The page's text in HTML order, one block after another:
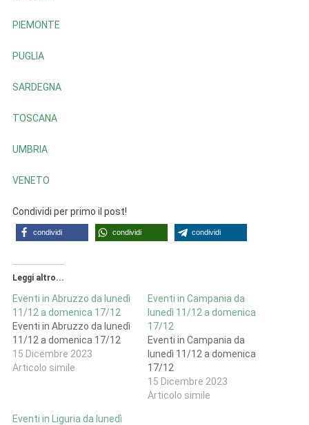
PIEMONTE
PUGLIA
SARDEGNA
TOSCANA
UMBRIA
VENETO
Condividi per primo il post!
condividi condividi condividi
Leggi altro...
Eventi in Abruzzo da lunedì
11/12 a domenica 17/12
Eventi in Abruzzo da lunedì
11/12 a domenica 17/12
15 Dicembre 2023
Articolo simile
Eventi in Campania da
lunedì 11/12 a domenica
17/12
Eventi in Campania da
lunedì 11/12 a domenica
17/12
15 Dicembre 2023
Articolo simile
Eventi in Liguria da lunedì